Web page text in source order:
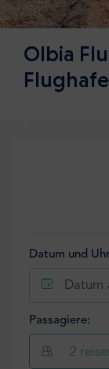
Olbia
Datum und
Datum
Passagiere:
2